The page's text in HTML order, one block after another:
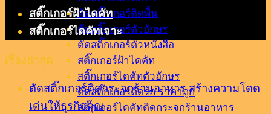
ตัดสติ๊กเกอร์ติดพื้น
ตัดสติ๊กเกอร์ตัวอักษร
ตัดสติ๊กเกอร์ตัวหนังสือ
สติ๊กเกอร์ฝ้าไดคัท
สติ๊กเกอร์ไดคัทตัวอักษร
ตัดสติ๊กเกอร์ติดรถ ราคาถูก
สติ๊กเกอร์ไดคัทติดกระจกร้านอาหาร
สติ๊กเกอร์ฝ้าไดคัท
สติ๊กเกอร์ไดคัทเจาะ
เรื่องล่าสุด
ตัดสติ๊กเกอร์ติดกระจกร้านอาหาร สร้างความโดด
เด่นให้ธุรกิจคุณ